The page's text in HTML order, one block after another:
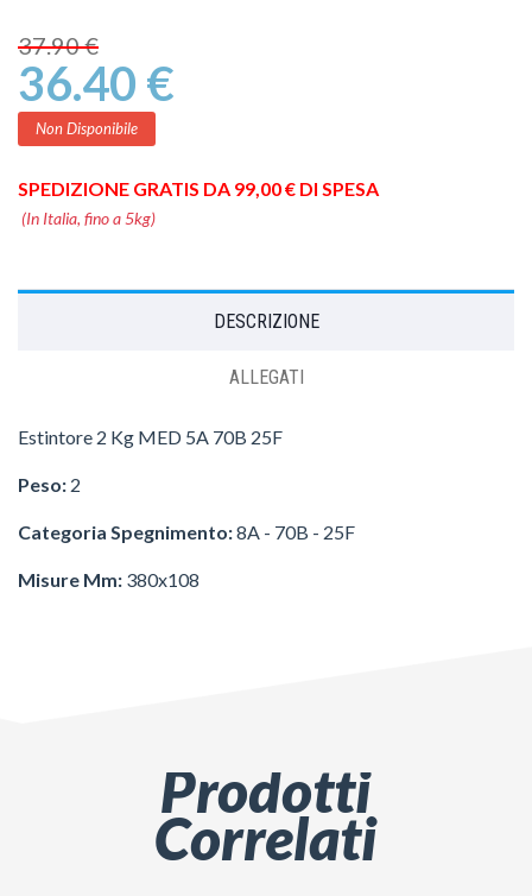
37.90 €
36.40 €
Non Disponibile
SPEDIZIONE GRATIS DA 99,00 € DI SPESA
(In Italia, fino a 5kg)
DESCRIZIONE
ALLEGATI
Estintore 2 Kg MED 5A 70B 25F
Peso: 2
Categoria Spegnimento:8A - 70B - 25F
Misure Mm: 380x108
Prodotti
Correlati